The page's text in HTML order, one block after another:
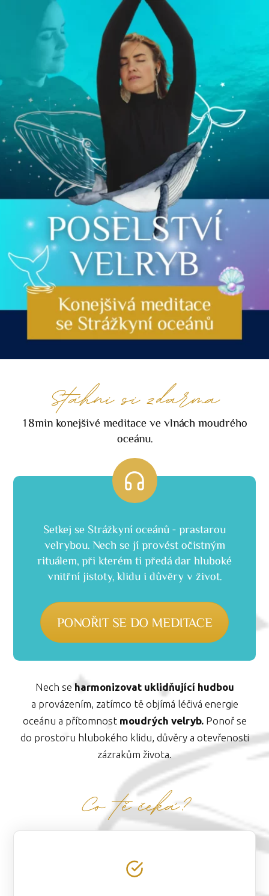
Stáhni si zdarma
18min konejšivé meditace ve vlnách moudrého
oceánu.
Setkej se Strážkyní oceánů - prastarou
velrybou. Nech se jí provést očistným
rituálem, při kterém ti předá dar hluboké
vnitřní jistoty, klidu i důvěry v život.
PONOŘIT SE DO MEDITACE
Nech se harmonizovat uklidňující hudbou
a provázením, zatímco tě objímá léčivá energie
oceánu a přítomnost moudrých velryb.Ponoř se
do prostoru hlubokého klidu, důvěry a otevřenosti
zázrakům života.
Co tě čeká?